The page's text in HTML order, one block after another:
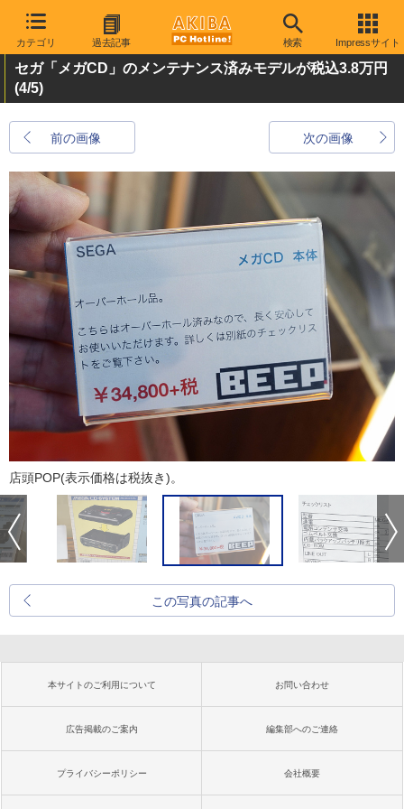
カテゴリ 過去記事 検索 Impressサイト
セガ「メガCD」のメンテナンス済みモデルが税込3.8万円
(4/5)
前の画像 次の画像
店頭POP(表示価格は税抜き)。
この写真の記事へ
本サイトのご利用について お問い合わせ
広告掲載のご案内 編集部へのご連絡
プライバシーポリシー 会社概要